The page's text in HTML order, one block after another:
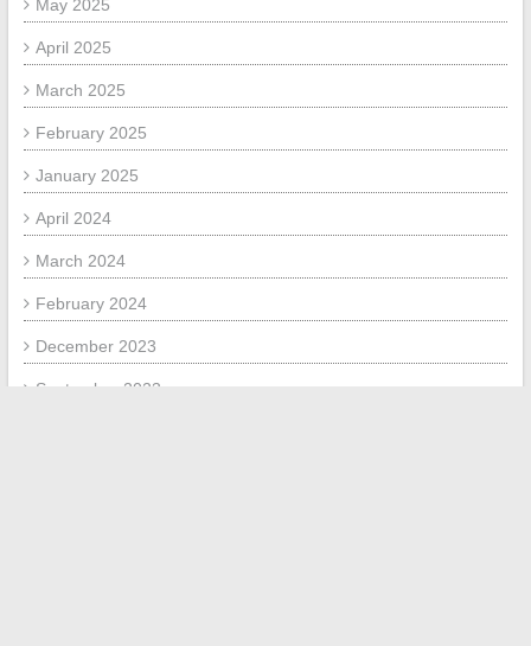
May 2025
April 2025
March 2025
February 2025
January 2025
April 2024
March 2024
February 2024
December 2023
September 2023